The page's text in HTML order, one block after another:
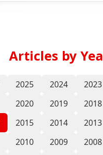
Articles by
2025 2024 2023
2020 2019 2018
2015 2014 2013
2010 2009 2008